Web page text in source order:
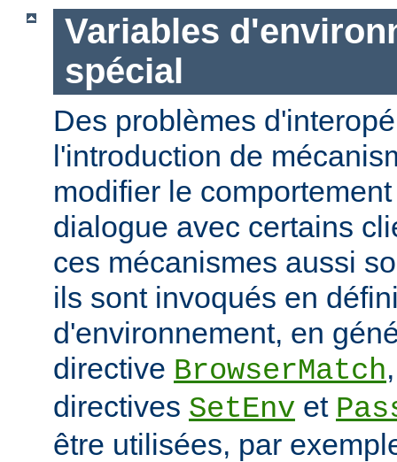
Variables
spécial
Des problèmes
l'introduction de
modifier le
dialogue avec certains
ces mécanismes aussi
ils sont invoqués en
d'environnement, en
directive BrowserMatch
directives SetEnv et
être utilisées, par